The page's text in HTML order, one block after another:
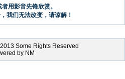
用影音先锋欣赏。
我们无法改变，请谅解！
Some Rights Reserved
by NM